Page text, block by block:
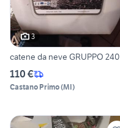
3
catene da neve GRUPPO 240
110 €
Castano Primo(MI)